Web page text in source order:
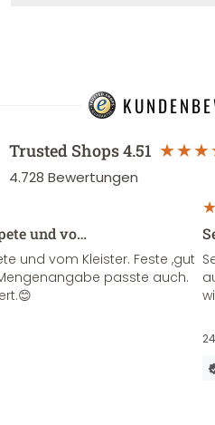
Trusted Shops4.51
4.728 Bewertungen
und vo…
und vom Kleister. Feste ,gut
passte auch.